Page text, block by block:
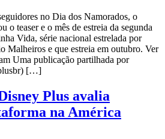
no Dia dos Namorados, o
o teaser e o mês de estreia da segunda
Vida, série nacional estrelada por
Malheiros e que estreia em outubro. Ver
Uma publicação partilhada por
[…]
Plus avalia
na América